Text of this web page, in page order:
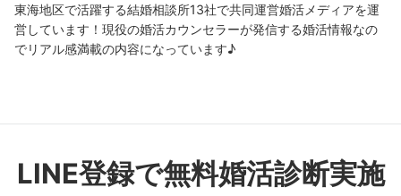
東海地区で活躍する結婚相談所13社で共同運営婚活メディアを運
営しています！現役の婚活カウンセラーが発信する婚活情報なの
でリアル感満載の内容になっています♪
LINE登録で無料婚活診断実施